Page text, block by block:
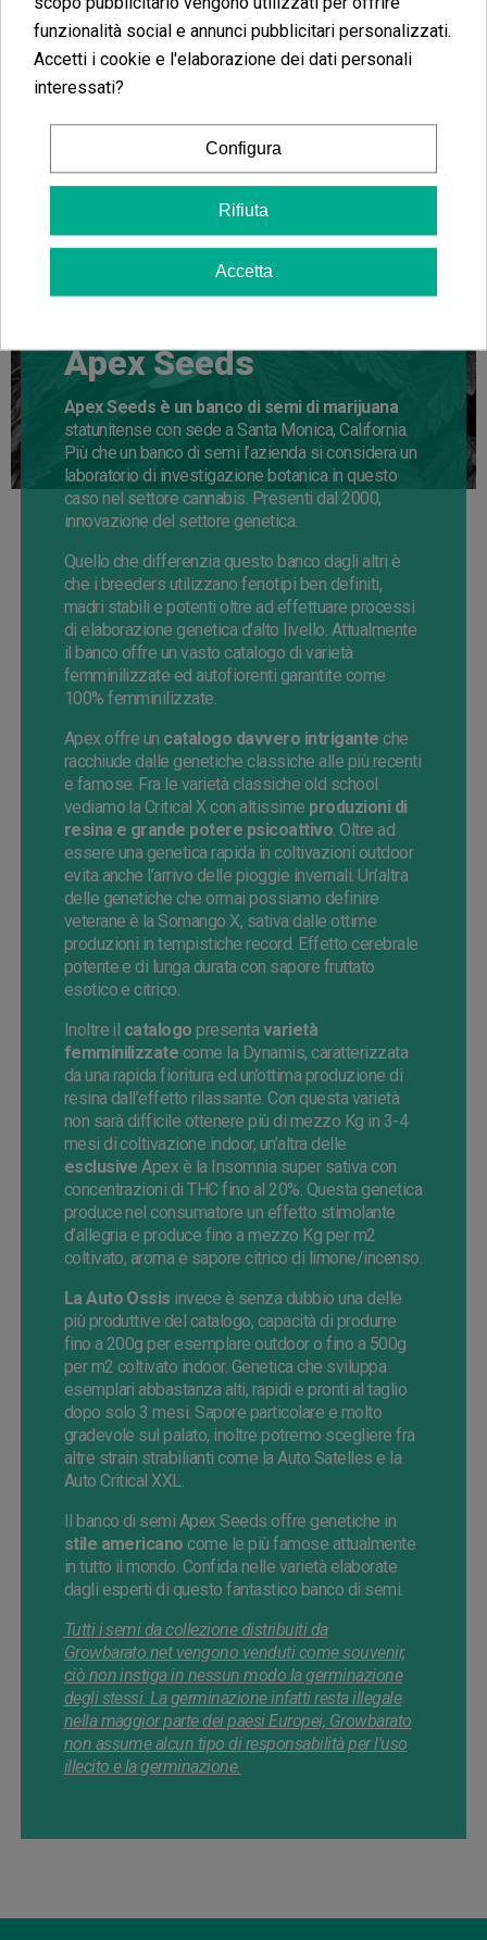
Apex Seeds
Apex Seeds è un banco di semi di marijuana
statunitense con sede a Santa Monica, California.
Più che un banco di semi l’azienda si considera un
laboratorio di investigazione botanica in questo
caso nel settore cannabis. Presenti dal 2000,
innovazione del settore genetica.
Quello che differenzia questo banco dagli altri è
che i breeders utilizzano fenotipi ben definiti,
madri stabili e potenti oltre ad effettuare processi
di elaborazione genetica d’alto livello. Attualmente
il banco offre un vasto catalogo di varietà
femminilizzate ed autofiorenti garantite come
100% femminilizzate.
Apex offre un catalogo davvero intrigante che
racchiude dalle genetiche classiche alle più recenti
e famose. Fra le varietà classiche old school
vediamo la Critical X con altissime produzioni di
resina e grande potere psicoattivo. Oltre ad
essere una genetica rapida in coltivazioni outdoor
evita anche l’arrivo delle pioggie invernali. Un’altra
delle genetiche che ormai possiamo definire
veterane è la Somango X, sativa dalle ottime
produzioni in tempistiche record. Effetto cerebrale
potente e di lunga durata con sapore fruttato
esotico e citrico.
Inoltre il catalogo presentavarietà
femminilizzate come la Dynamis, caratterizzata
da una rapida fioritura ed un’ottima produzione di
resina dall’effetto rilassante. Con questa varietà
non sarà difficile ottenere più di mezzo Kg in 3-4
mesi di coltivazione indoor, un’altra delle
esclusive Apex è la Insomnia super sativa con
concentrazioni di THC fino al 20%. Questa genetica
produce nel consumatore un effetto stimolante
d’allegria e produce fino a mezzo Kg per m2
coltivato, aroma e sapore citrico di limone/incenso.
La Auto Ossis invece è senza dubbio una delle
più produttive del catalogo, capacità di produrre
fino a 200g per esemplare outdoor o fino a 500g
per m2 coltivato indoor. Genetica che sviluppa
esemplari abbastanza alti, rapidi e pronti al taglio
dopo solo 3 mesi. Sapore particolare e molto
gradevole sul palato, inoltre potremo scegliere fra
altre strain strabilianti come la Auto Satelles e la
Auto Critical XXL.
Il banco di semi Apex Seeds offre genetiche in
stile americano come le più famose attualmente
in tutto il mondo. Confida nelle varietà elaborate
dagli esperti di questo fantastico banco di semi.
Tutti i semi da collezione distribuiti da
Growbarato.net vengono venduti come souvenir,
ciò non instiga in nessun modo la germinazione
degli stessi. La germinazione infatti resta illegale
nella maggior parte dei paesi Europei, Growbarato
non assume alcun tipo di responsabilità per l'uso
illecito e la germinazione.
funzionalità social e annunci pubblicitari personalizzati.
Accetti i cookie e l'elaborazione dei dati personali
interessati?
Configura
Rifiuta
Accetta